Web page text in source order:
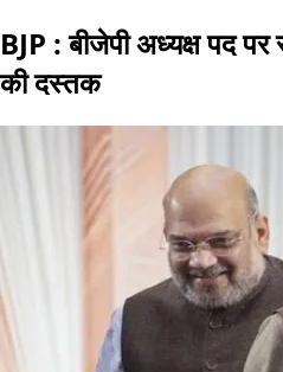
BJP : बीजेपी अध्यक्ष पद
की दस्तक